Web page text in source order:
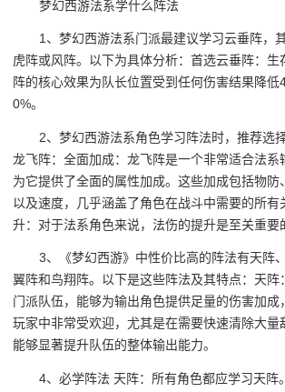
梦幻西游法系学什么阵法
1、梦幻西游法系门派最建议学习云垂阵，
虎阵或风阵。以下为具体分析：首选云垂阵：生
阵的核心效果为队长位置受到任何伤害结果降低
0%。
2、梦幻西游法系角色学习阵法时，推荐选
龙飞阵：全面加成：龙飞阵是一个非常适合法系
为它提供了全面的属性加成。这些加成包括物防
以及速度，几乎涵盖了角色在战斗中需要的所有
升：对于法系角色来说，法伤的提升是至关重要
3、《梦幻西游》中性价比高的阵法有天阵
翼阵和鸟翔阵。以下是这些阵法及其特点：天阵
门派队伍，能够为输出角色提供足量的伤害加成
玩家中非常受欢迎，尤其是在需要快速清除大量
能够显著提升队伍的整体输出能力。
4、必学阵法 天阵：所有角色都应学习天阵